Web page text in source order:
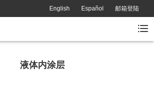
English Español 邮箱登陆
液体内涂层